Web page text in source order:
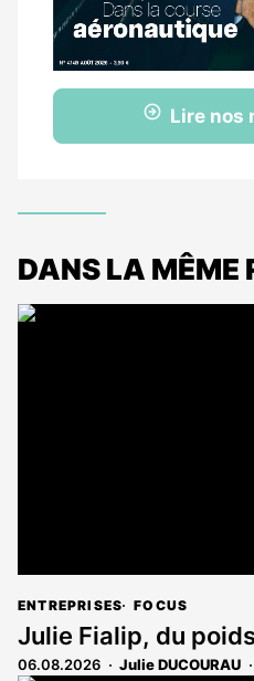
Lire nos
DANS LA MÊME
ENTREPRISES FOCUS
Julie Fialip, du
06.08.2026 Julie DUCOURAU